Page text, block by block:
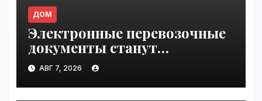
ДОМ
Электронные перевозочные
документы станут
обязательными с сентября
2026 года: готов ли рынок к
переходу | VseTime.ru
АВГ 7, 2026